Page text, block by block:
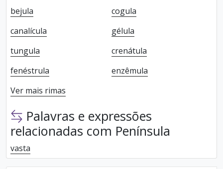
bejula
cogula
canalícula
gélula
tungula
crenátula
fenéstrula
enzêmula
Ver mais rimas
Palavras e expressões
relacionadas com Península
vasta